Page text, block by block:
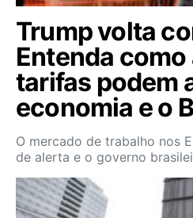
Trump volta
Entenda como
tarifas podem
economia e o
O mercado de trabalho nos
de alerta e o governo